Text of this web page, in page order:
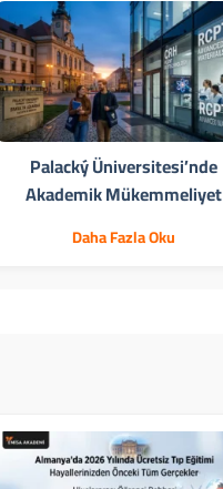
Palacký Üniversitesi’nde
Akademik Mükemmeliyet
Daha Fazla Oku